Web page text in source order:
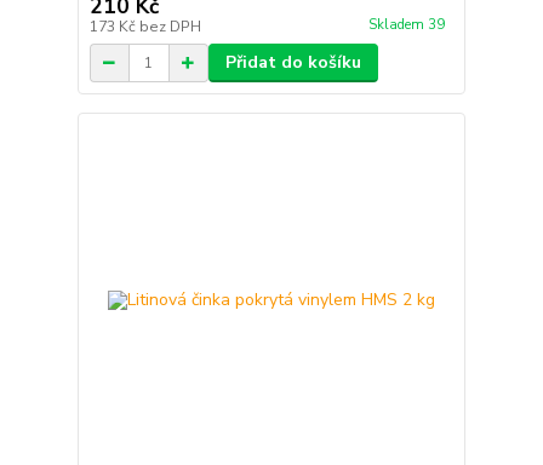
210 Kč
173 Kč bez DPH Skladem 39
Přidat do košíku